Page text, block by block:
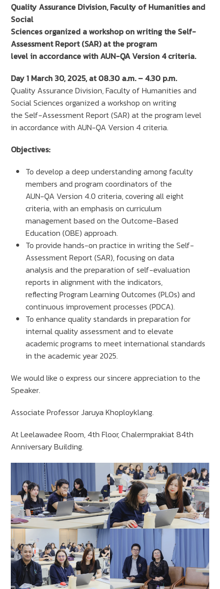
Quality Assurance Division, Faculty of Humanities and
Social
Sciences organized a workshop on writing the Self-
Assessment Report (SAR) at the program
level in accordance with AUN-QA Version 4 criteria.
Day 1 March 30, 2025, at 08.30 a.m. – 4.30 p.m.
Quality Assurance Division, Faculty of Humanities and
Social Sciences organized a workshop on writing
the Self-Assessment Report (SAR) at the program level
in accordance with AUN-QA Version 4 criteria.
Objectives:
To develop a deep understanding among faculty
members and program coordinators of the
AUN-QA Version 4.0 criteria, covering all eight
criteria, with an emphasis on curriculum
management based on the Outcome-Based
Education (OBE) approach.
To provide hands-on practice in writing the Self-
Assessment Report (SAR), focusing on data
analysis and the preparation of self-evaluation
reports in alignment with the indicators,
reflecting Program Learning Outcomes (PLOs) and
continuous improvement processes (PDCA).
To enhance quality standards in preparation for
internal quality assessment and to elevate
academic programs to meet international standards
in the academic year 2025.
We would like o express our sincere appreciation to the
Speaker.
Associate Professor Jaruya Khoployklang.
At Leelawadee Room, 4th Floor, Chalermprakiat 84th
Anniversary Building.